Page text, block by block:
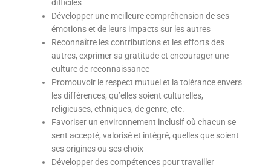
difficiles
Développer une meilleure compréhension de ses
émotions et de leurs impacts sur les autres
Reconnaître les contributions et les efforts des
autres, exprimer sa gratitude et encourager une
culture de reconnaissance
Promouvoir le respect mutuel et la tolérance envers
les différences, qu’elles soient culturelles,
religieuses, ethniques, de genre, etc.
Favoriser un environnement inclusif où chacun se
sent accepté, valorisé et intégré, quelles que soient
ses origines ou ses choix
Développer des compétences pour travailler